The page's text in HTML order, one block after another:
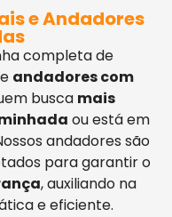
e Andadores
completa de
andadores com
busca mais
ou está em
andadores são
para garantir o
, auxiliando na
e eficiente.